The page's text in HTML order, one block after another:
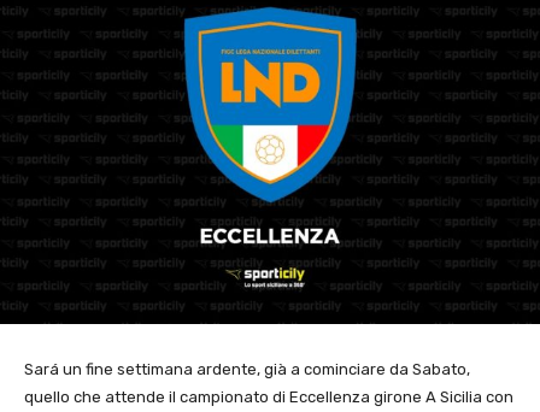
Sará un fine settimana ardente, già a cominciare da Sabato,
quello che attende il campionato di Eccellenza girone A Sicilia con